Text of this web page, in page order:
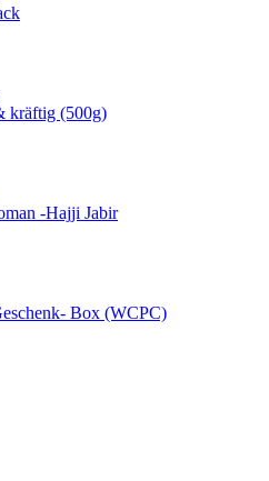
kräftig (500g)
-Hajji Jabir
Box (WCPC)